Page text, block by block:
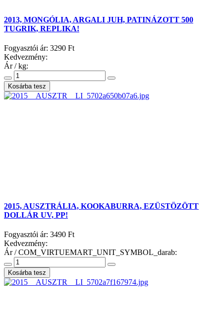
2013, MONGÓLIA, ARGALI JUH, PATINÁZOTT 500
TUGRIK, REPLIKA!
Fogyasztói ár: 3290 Ft
Kedvezmény:
Ár / kg:
2015, AUSZTRÁLIA, KOOKABURRA, EZÜSTÖZÖTT
DOLLÁR UV, PP!
Fogyasztói ár: 3490 Ft
Kedvezmény:
Ár / COM_VIRTUEMART_UNIT_SYMBOL_darab: